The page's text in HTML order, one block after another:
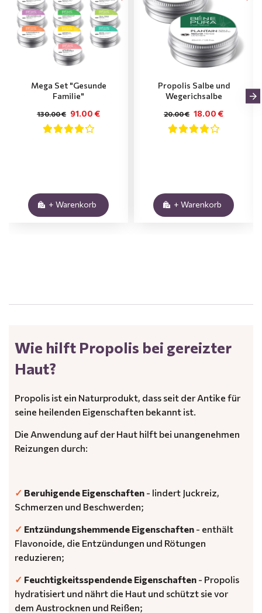
Mega Set "Gesunde
Familie"
91.00 €
130.00 €
+ Warenkorb
Propolis Salbe und
Wegerichsalbe
18.00 €
20.00 €
+ Warenkorb
Wie hilft Propolis bei gereizter
Haut?
Propolis ist ein Naturprodukt, dass seit der Antike für
seine heilenden Eigenschaften bekannt ist.
Die Anwendung auf der Haut hilft bei unangenehmen
Reizungen durch:
✓ Beruhigende Eigenschaften - lindert Juckreiz,
Schmerzen und Beschwerden;
✓ Entzündungshemmende Eigenschaften - enthält
Flavonoide, die Entzündungen und Rötungen
reduzieren;
✓ Feuchtigkeitsspendende Eigenschaften - Propolis
hydratisiert und nährt die Haut und schützt sie vor
dem Austrocknen und Reißen;